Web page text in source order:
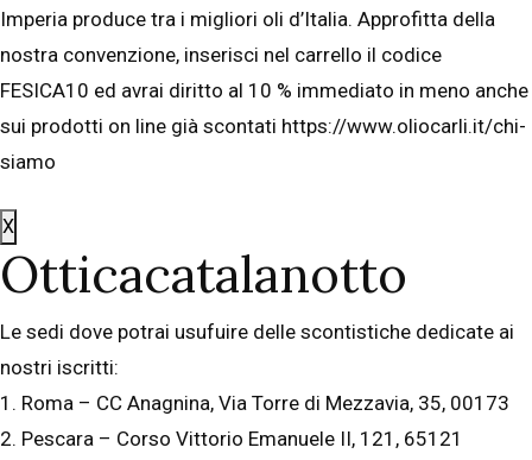
Imperia produce tra i migliori oli d’Italia. Approfitta della
nostra convenzione, inserisci nel carrello il codice
FESICA10 ed avrai diritto al 10 % immediato in meno anche
sui prodotti on line già scontati https://www.oliocarli.it/chi-
siamo
X
Otticacatalanotto
Le sedi dove potrai usufuire delle scontistiche dedicate ai
nostri iscritti:
1. Roma – CC Anagnina, Via Torre di Mezzavia, 35, 00173
2. Pescara – Corso Vittorio Emanuele II, 121, 65121